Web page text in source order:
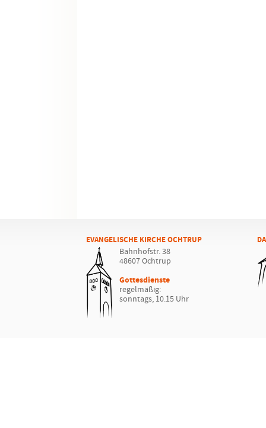
EVANGELISCHE KIRCHE OCHTRUP
Bahnhofstr. 38
48607 Ochtrup
Gottesdienste
regelmäßig:
sonntags, 10.15 Uhr